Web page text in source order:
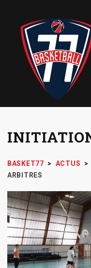
BASKET77 > ACTUS >
ARBITRES